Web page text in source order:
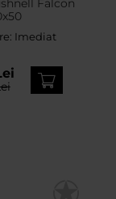
Falcon
Imediat